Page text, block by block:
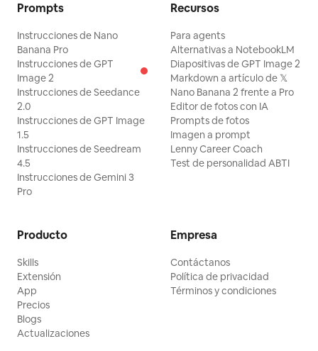
Prompts
Instrucciones de Nano
Banana Pro
Instrucciones de GPT
Image 2
Instrucciones de Seedance
2.0
Instrucciones de GPT Image
1.5
Instrucciones de Seedream
4.5
Instrucciones de Gemini 3
Pro
Recursos
Para agents
Alternativas a NotebookLM
Diapositivas de GPT Image 2
Markdown a artículo de 𝕏
Nano Banana 2 frente a Pro
Editor de fotos con IA
Prompts de fotos
Imagen a prompt
Lenny Career Coach
Test de personalidad ABTI
Producto
Skills
Extensión
App
Precios
Blogs
Actualizaciones
Empresa
Contáctanos
Política de privacidad
Términos y condiciones